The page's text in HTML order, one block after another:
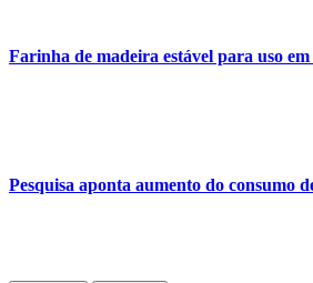
Farinha de madeira estável para uso em
Pesquisa aponta aumento do consumo